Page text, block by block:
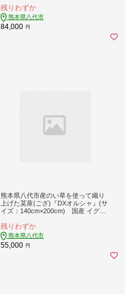
八代市 【2026年12月上旬より順次発
送】
残りわずか
熊本県八代市
84,000 円
熊本県八代市産のい草を使って織り
上げた茣蓙(ござ)『DXオルシャ』(サ
イズ：140cm×200cm) 国産 イグサ
き物 インテリア
残りわずか
熊本県八代市
55,000 円